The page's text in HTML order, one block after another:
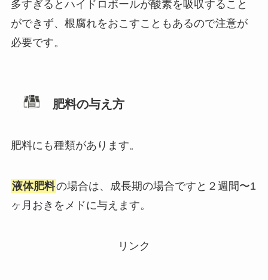
多すぎるとハイドロボールが酸素を吸収すること
ができず、根腐れをおこすこともあるので注意が
必要です。
肥料の与え方
肥料にも種類があります。
液体肥料の場合は、成長期の場合ですと２週間〜1
ヶ月おきをメドに与えます。
リンク